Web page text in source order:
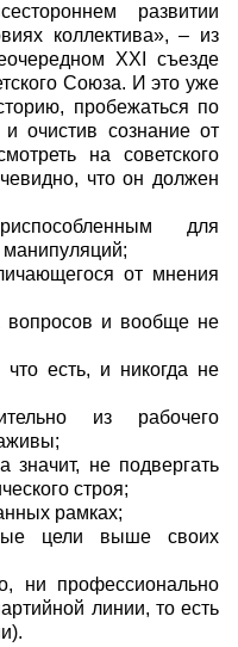
развитии
коллектива», – из
XXI съезде
Союза. И это уже
пробежаться по
очистив сознание от
на советского
что он должен
для
манипуляций;
от мнения
вопросов и вообще не
есть, и никогда не
из рабочего
не подвергать
строя;
рамках;
цели выше своих
ни профессионально
линии, то есть